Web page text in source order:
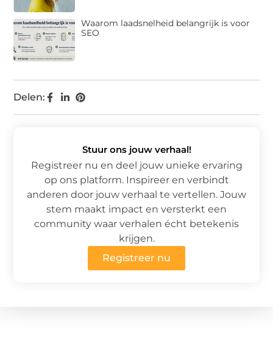
Delen:
Waarom laadsnelheid belangrijk is voor
SEO
Stuur ons jouw verhaal!
Registreer nu en deel jouw unieke ervaring
op ons platform. Inspireer en verbindt
anderen door jouw verhaal te vertellen. Jouw
stem maakt impact en versterkt een
community waar verhalen écht betekenis
krijgen.
Registreer nu